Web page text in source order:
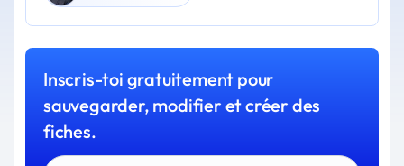
Inscris-toi gratuitement pour
sauvegarder, modifier et créer des
fiches.